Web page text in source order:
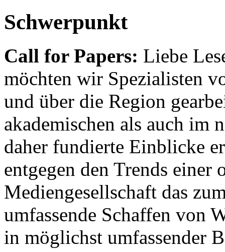
Schwerpunkt
Call for Papers: Liebe
möchten wir Spezialisten
und über die Region
akademischen als auch im
daher fundierte Einblicke
entgegen den Trends einer
Mediengesellschaft das
umfassende Schaffen von
in möglichst umfassender